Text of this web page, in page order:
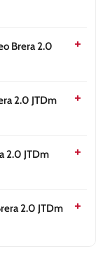
Brera 2.0
2.0 JTDm
2.0 JTDm
2.0 JTDm